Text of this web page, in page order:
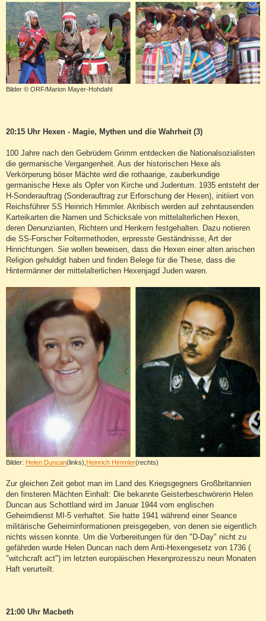
Bilder © ORF/Marion Mayer-Hohdahl
20:15 Uhr Hexen - Magie, Mythen und die Wahrheit (3)
100 Jahre nach den Gebrüdern Grimm entdecken die Nationalsozialisten
die germanische Vergangenheit. Aus der historischen Hexe als
Verkörperung böser Mächte wird die rothaarige, zauberkundige
germanische Hexe als Opfer von Kirche und Judentum. 1935 entsteht der
H-Sonderauftrag (Sonderauftrag zur Erforschung der Hexen), initiiert von
Reichsführer SS Heinrich Himmler. Akribisch werden auf zehntausenden
Karteikarten die Namen und Schicksale von mittelalterlichen Hexen,
deren Denunzianten, Richtern und Henkern festgehalten. Dazu notieren
die SS-Forscher Foltermethoden, erpresste Geständnisse, Art der
Hinrichtungen. Sie wollen beweisen, dass die Hexen einer alten arischen
Religion gehuldigt haben und finden Belege für die These, dass die
Hintermänner der mittelalterlichen Hexenjagd Juden waren.
Bilder: Helen Duncan(links), Heinrich Himmler(rechts)
Zur gleichen Zeit gebot man im Land des Kriegsgegners Großbritannien
den finsteren Mächten Einhalt: Die bekannte Geisterbeschwörerin Helen
Duncan aus Schottland wird im Januar 1944 vom englischen
Geheimdienst MI-5 verhaftet. Sie hatte 1941 während einer Seance
militärische Geheiminformationen preisgegeben, von denen sie eigentlich
nichts wissen konnte. Um die Vorbereitungen für den "D-Day" nicht zu
gefährden wurde Helen Duncan nach dem Anti-Hexengesetz von 1736 (
"witchcraft act") im letzten europäischen Hexenprozesszu neun Monaten
Haft verurteilt.
21:00 Uhr Macbeth